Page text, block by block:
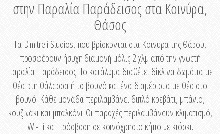
στην Παραλία Παράδεισος στα Κοινύρα,
Θάσος
Τα Dimitreli Studios, που βρίσκονται στα Κοινυρα της Θάσου,
προσφέρουν ήσυχη διαμονή μόλις 2 χλμ από την γνωστή
παραλία Παράδεισος. Το κατάλυμα διαθέτει δίκλινα δωμάτια με
θέα στη θάλασσα ή το βουνό και ένα διαμέρισμα με θέα στο
βουνό. Κάθε μονάδα περιλαμβάνει διπλό κρεβάτι, μπάνιο,
κουζινάκι και μπαλκόνι. Οι παροχές περιλαμβάνουν κλιματισμό,
Wi-Fi και πρόσβαση σε κοινόχρηστο κήπο με κιόσκι.